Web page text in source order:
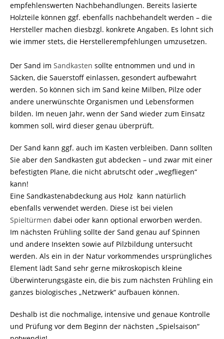
empfehlenswerten Nachbehandlungen. Bereits lasierte
Holzteile können ggf. ebenfalls nachbehandelt werden – die
Hersteller machen diesbzgl. konkrete Angaben. Es lohnt sich
wie immer stets, die Herstellerempfehlungen umzusetzen.
Der Sand im Sandkasten sollte entnommen und und in
Säcken, die Sauerstoff einlassen, gesondert aufbewahrt
werden. So können sich im Sand keine Milben, Pilze oder
andere unerwünschte Organismen und Lebensformen
bilden. Im neuen Jahr, wenn der Sand wieder zum Einsatz
kommen soll, wird dieser genau überprüft.
Der Sand kann ggf. auch im Kasten verbleiben. Dann sollten
Sie aber den Sandkasten gut abdecken – und zwar mit einer
befestigten Plane, die nicht abrutscht oder „wegfliegen“
kann!
Eine Sandkastenabdeckung aus Holz kann natürlich
ebenfalls verwendet werden. Diese ist bei vielen
Spieltürmen dabei oder kann optional erworben werden.
Im nächsten Frühling sollte der Sand genau auf Spinnen
und andere Insekten sowie auf Pilzbildung untersucht
werden. Als ein in der Natur vorkommendes ursprüngliches
Element lädt Sand sehr gerne mikroskopisch kleine
Überwinterungsgäste ein, die bis zum nächsten Frühling ein
ganzes biologisches „Netzwerk“ aufbauen können.
Deshalb ist die nochmalige, intensive und genaue Kontrolle
und Prüfung vor dem Beginn der nächsten „Spielsaison“